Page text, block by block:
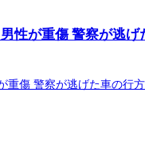
性が重傷 警察が逃
重傷 警察が逃げた車の行